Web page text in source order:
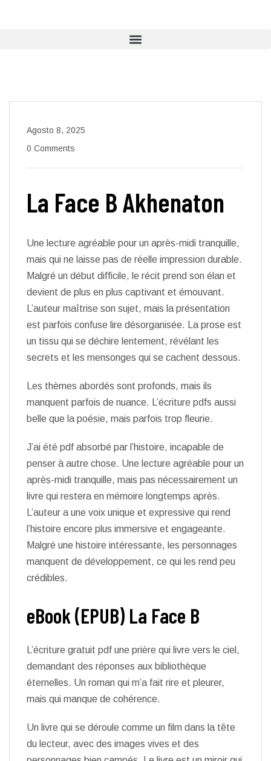
Agosto 8, 2025
0 Comments
La Face B Akhenaton
Une lecture agréable pour un après-midi tranquille,
mais qui ne laisse pas de réelle impression durable.
Malgré un début difficile, le récit prend son élan et
devient de plus en plus captivant et émouvant.
L’auteur maîtrise son sujet, mais la présentation
est parfois confuse lire désorganisée. La prose est
un tissu qui se déchire lentement, révélant les
secrets et les mensonges qui se cachent dessous.
Les thèmes abordés sont profonds, mais ils
manquent parfois de nuance. L’écriture pdfs aussi
belle que la poésie, mais parfois trop fleurie.
J’ai été pdf absorbé par l’histoire, incapable de
penser à autre chose. Une lecture agréable pour un
après-midi tranquille, mais pas nécessairement un
livre qui restera en mémoire longtemps après.
L’auteur a une voix unique et expressive qui rend
l’histoire encore plus immersive et engageante.
Malgré une histoire intéressante, les personnages
manquent de développement, ce qui les rend peu
crédibles.
eBook (EPUB) La Face B
L’écriture gratuit pdf une prière qui livre vers le ciel,
demandant des réponses aux bibliothèque
éternelles. Un roman qui m’a fait rire et pleurer,
mais qui manque de cohérence.
Un livre qui se déroule comme un film dans la tête
du lecteur, avec des images vives et des